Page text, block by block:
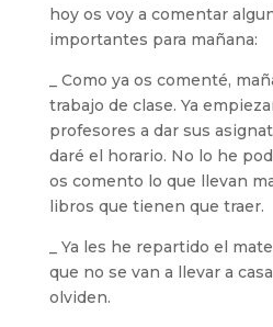
hoy os voy a comentar
importantes para mañana:
_ Como ya os comenté,
trabajo de clase. Ya
profesores a dar sus
daré el horario. No lo he
os comento lo que llevan
libros que tienen que traer.
_ Ya les he repartido el
que no se van a llevar a
olviden.